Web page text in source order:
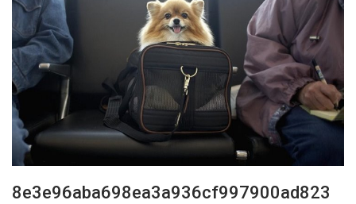
8e3e96aba698ea3a936cf997900ad823